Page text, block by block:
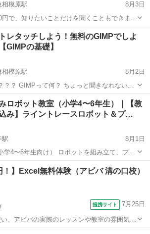
相模原駅
8月3日
で、知りたいことだけを聞くこともできま
いたい分かるんだけど、vlook関数だけわから
小田急相模原駅 Windows総合
レタッチしよう！無料のGIMPでしよ
GIMPの基礎】
相模原駅
8月2日
何？ ちょっと聞きなれない言
写真の編集や補
えば、印刷業にいたとき、旅行の本を担当す
小田急相模原駅 Webデザイナー GIMP
ロボット教室（小学4〜6年生）｜【教
み】ライントレースロボット＆プ…
駅
8月1日
） ロボットを組み立て、プロ
走らせる体験講座です。 ▼ライントレースの
短い動画はこちら https://youtu.be/co5L9v-THOc 初...
明寺駅 プログラミング 夏休み
！】Excel無料体験（アビバ 溝の口校）
提携サイト 7月25日
、アビバの実際のレッスンや教室の雰囲気を
データ集計や分析など、知っていると便利